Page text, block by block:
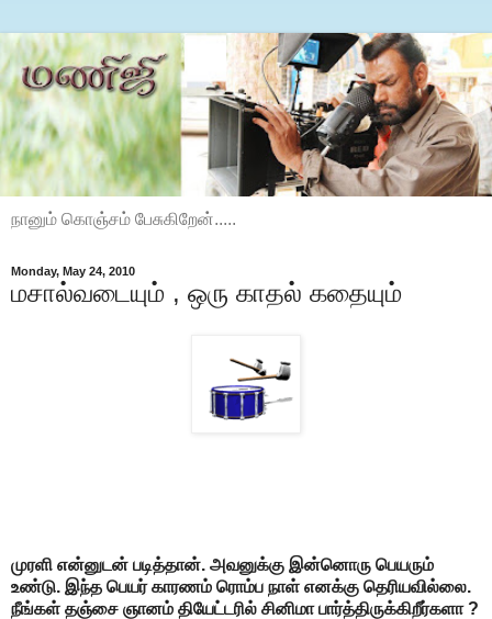
நானும் கொஞ்சம் பேசுகிறேன்.....
Monday, May 24, 2010
மசால்வடையும் , ஒரு காதல் கதையும்
முரளி என்னுடன் படித்தான். அவனுக்கு இன்னொரு பெயரும்
உண்டு. இந்த பெயர் காரணம் ரொம்ப நாள் எனக்கு தெரியவில்லை.
நீங்கள் தஞ்சை ஞானம் தியேட்டரில் சினிமா பார்த்திருக்கிறீர்களா ?